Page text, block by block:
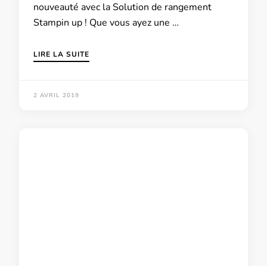
nouveauté avec la Solution de rangement
Stampin up ! Que vous ayez une …
LIRE LA SUITE
2 AVRIL 2019